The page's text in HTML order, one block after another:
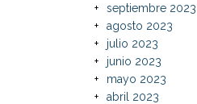
septiembre 2023
agosto 2023
julio 2023
junio 2023
mayo 2023
abril 2023